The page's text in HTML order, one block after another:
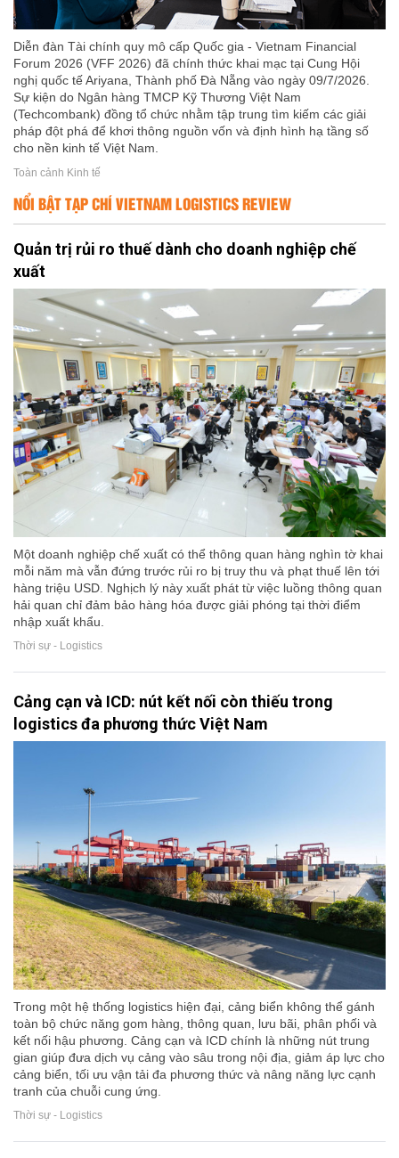
Diễn đàn Tài chính quy mô cấp Quốc gia - Vietnam Financial
Forum 2026 (VFF 2026) đã chính thức khai mạc tại Cung Hội
nghị quốc tế Ariyana, Thành phố Đà Nẵng vào ngày 09/7/2026.
Sự kiện do Ngân hàng TMCP Kỹ Thương Việt Nam
(Techcombank) đồng tổ chức nhằm tập trung tìm kiếm các giải
pháp đột phá để khơi thông nguồn vốn và định hình hạ tầng số
cho nền kinh tế Việt Nam.
Toàn cảnh Kinh tế
NỔI BẬT TẠP CHÍ VIETNAM LOGISTICS REVIEW
Quản trị rủi ro thuế dành cho doanh nghiệp chế
xuất
Một doanh nghiệp chế xuất có thể thông quan hàng nghìn tờ khai
mỗi năm mà vẫn đứng trước rủi ro bị truy thu và phạt thuế lên tới
hàng triệu USD. Nghịch lý này xuất phát từ việc luồng thông quan
hải quan chỉ đảm bảo hàng hóa được giải phóng tại thời điểm
nhập xuất khẩu.
Thời sự - Logistics
Cảng cạn và ICD: nút kết nối còn thiếu trong
logistics đa phương thức Việt Nam
Trong một hệ thống logistics hiện đại, cảng biển không thể gánh
toàn bộ chức năng gom hàng, thông quan, lưu bãi, phân phối và
kết nối hậu phương. Cảng cạn và ICD chính là những nút trung
gian giúp đưa dịch vụ cảng vào sâu trong nội địa, giảm áp lực cho
cảng biển, tối ưu vận tải đa phương thức và nâng năng lực cạnh
tranh của chuỗi cung ứng.
Thời sự - Logistics